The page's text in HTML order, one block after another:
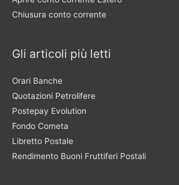
Chiusura conto corrente
Gli articoli più letti
Orari Banche
Quotazioni Petrolifere
Postepay Evolution
Fondo Cometa
Libretto Postale
Rendimento Buoni Fruttiferi Postali